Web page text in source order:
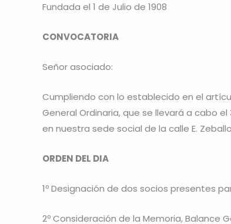
Fundada el 1 de Julio de 1908
CONVOCATORIA
Señor asociado:
Cumpliendo con lo establecido en el
General Ordinaria, que se llevará a cabo
en nuestra sede social de la calle E.
ORDEN DEL DIA
1º Designación de dos socios presentes
2º Consideración de la Memoria, Balance